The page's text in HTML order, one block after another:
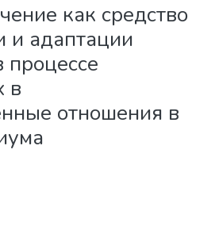
как средство
и адаптации
в
отношения в